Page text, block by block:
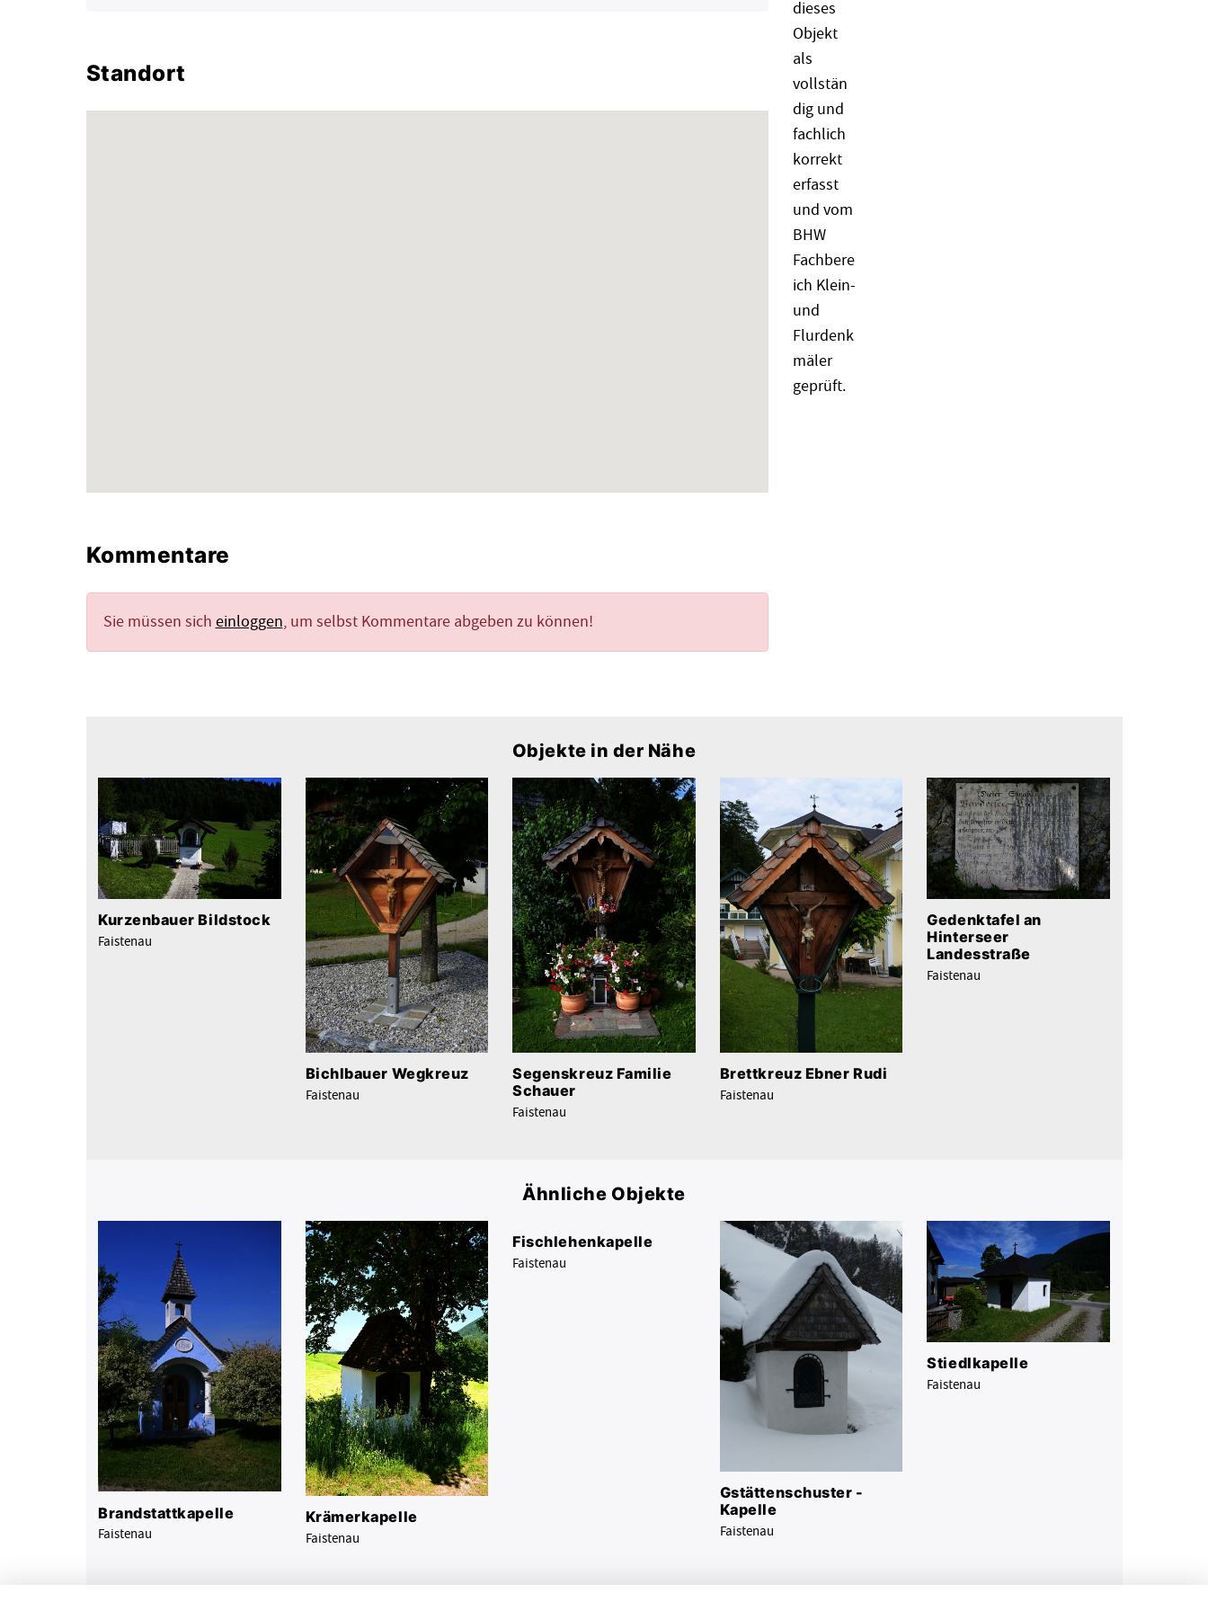
Standort
Kommentare
Sie müssen sich einloggen, um selbst Kommentare abgeben zu können!
Objekte in der Nähe
Kurzenbauer Bildstock
Faistenau
Bichlbauer Wegkreuz
Faistenau
Segenskreuz Familie
Schauer
Faistenau
Brettkreuz Ebner Rudi
Faistenau
Gedenktafel an
Hinterseer
Landesstraße
Faistenau
Ähnliche Objekte
Brandstattkapelle
Faistenau
Krämerkapelle
Faistenau
Fischlehenkapelle
Faistenau
Gstättenschuster -
Kapelle
Faistenau
Stiedlkapelle
Faistenau